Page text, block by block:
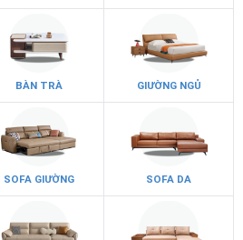
BÀN TRÀ GIƯỜNG NGỦ
SOFA GIƯỜNG SOFA DA